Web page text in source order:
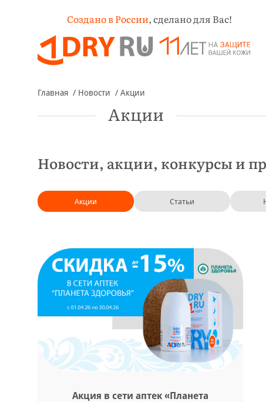
Создано в России,сделано для Вас!
Главная Новости Акции
Акции
Новости, акции, конкурсы и
Акции Статьи
Акция в сети аптек «Планета